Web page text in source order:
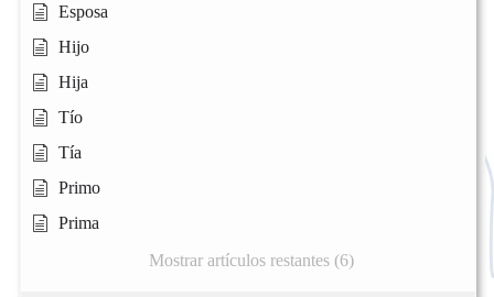
Esposa
Hijo
Hija
Tío
Tía
Primo
Prima
Mostrar artículos restantes (6)